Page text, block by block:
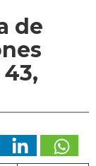
de